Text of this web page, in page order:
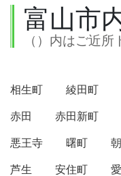
富山市
（）内はご近
相生町 綾田町
赤田
赤田新町
悪王寺
曙町
芦生
安住町